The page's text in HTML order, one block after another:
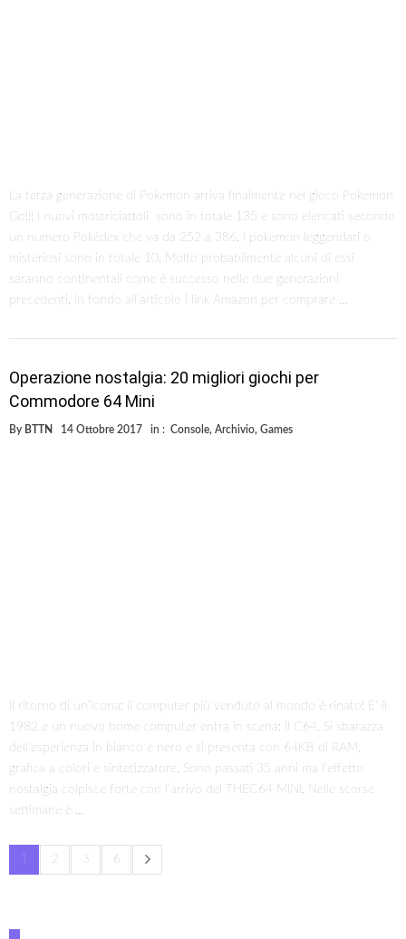
La terza generazione di Pokemon arriva finalmente nel gioco Pokemon
Go!!! I nuovi mostriciattoli sono in totale 135 e sono elencati secondo
un numero Pokédex che va da 252 a 386. I pokemon leggendari o
misteriosi sono in totale 10. Molto probabilmente alcuni di essi
saranno continentali come è successo nelle due generazioni
precedenti. In fondo all’articolo i link Amazon per comprare …
Operazione nostalgia: 20 migliori giochi per
Commodore 64 Mini
By BTTN 14 Ottobre 2017 in : Console, Archivio, Games
Il ritorno di un’icona: il computer più venduto al mondo è rinato! E’ il
1982 e un nuovo home computer entra in scena: il C64. Si sbarazza
dell’esperienza in bianco e nero e si presenta con 64KB di RAM,
grafica a colori e sintetizzatore. Sono passati 35 anni ma l’effetto
nostalgia colpisce forte con l’arrivo del THEC64 MINI. Nelle scorse
settimane è …
2 3 6